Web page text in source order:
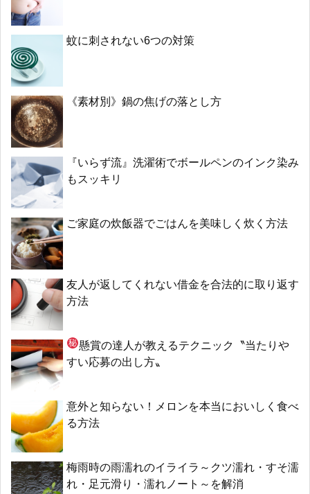
蚊に刺されない6つの対策
《素材別》鍋の焦げの落とし方
『いらず流』洗濯術でボールペンのインク染み
もスッキリ
ご家庭の炊飯器でごはんを美味しく炊く方法
友人が返してくれない借金を合法的に取り返す
方法
懸賞の達人が教えるテクニック〝当たりや
すい応募の出し方〟
意外と知らない！メロンを本当においしく食べ
る方法
梅雨時の雨濡れのイライラ～クツ濡れ・すそ濡
れ・足元滑り・濡れノート～を解消